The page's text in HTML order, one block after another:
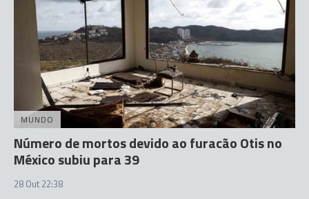
MUNDO
Número de mortos devido ao furacão Otis no
México subiu para 39
28 Out 22:38